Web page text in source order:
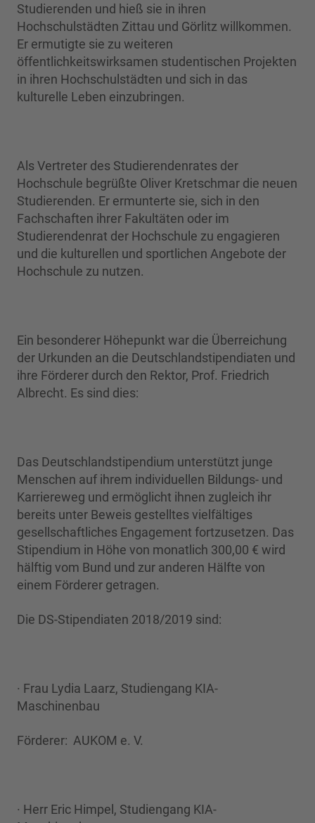
Studierenden und hieß sie in ihren
Hochschulstädten Zittau und Görlitz willkommen.
Er ermutigte sie zu weiteren
öffentlichkeitswirksamen studentischen Projekten
in ihren Hochschulstädten und sich in das
kulturelle Leben einzubringen.
Als Vertreter des Studierendenrates der
Hochschule begrüßte Oliver Kretschmar die neuen
Studierenden. Er ermunterte sie, sich in den
Fachschaften ihrer Fakultäten oder im
Studierendenrat der Hochschule zu engagieren
und die kulturellen und sportlichen Angebote der
Hochschule zu nutzen.
Ein besonderer Höhepunkt war die Überreichung
der Urkunden an die Deutschlandstipendiaten und
ihre Förderer durch den Rektor, Prof. Friedrich
Albrecht. Es sind dies:
Das Deutschlandstipendium unterstützt junge
Menschen auf ihrem individuellen Bildungs- und
Karriereweg und ermöglicht ihnen zugleich ihr
bereits unter Beweis gestelltes vielfältiges
gesellschaftliches Engagement fortzusetzen. Das
Stipendium in Höhe von monatlich 300,00 € wird
hälftig vom Bund und zur anderen Hälfte von
einem Förderer getragen.
Die DS-Stipendiaten 2018/2019 sind:
· Frau Lydia Laarz, Studiengang KIA-
Maschinenbau
Förderer: AUKOM e. V.
· Herr Eric Himpel, Studiengang KIA-